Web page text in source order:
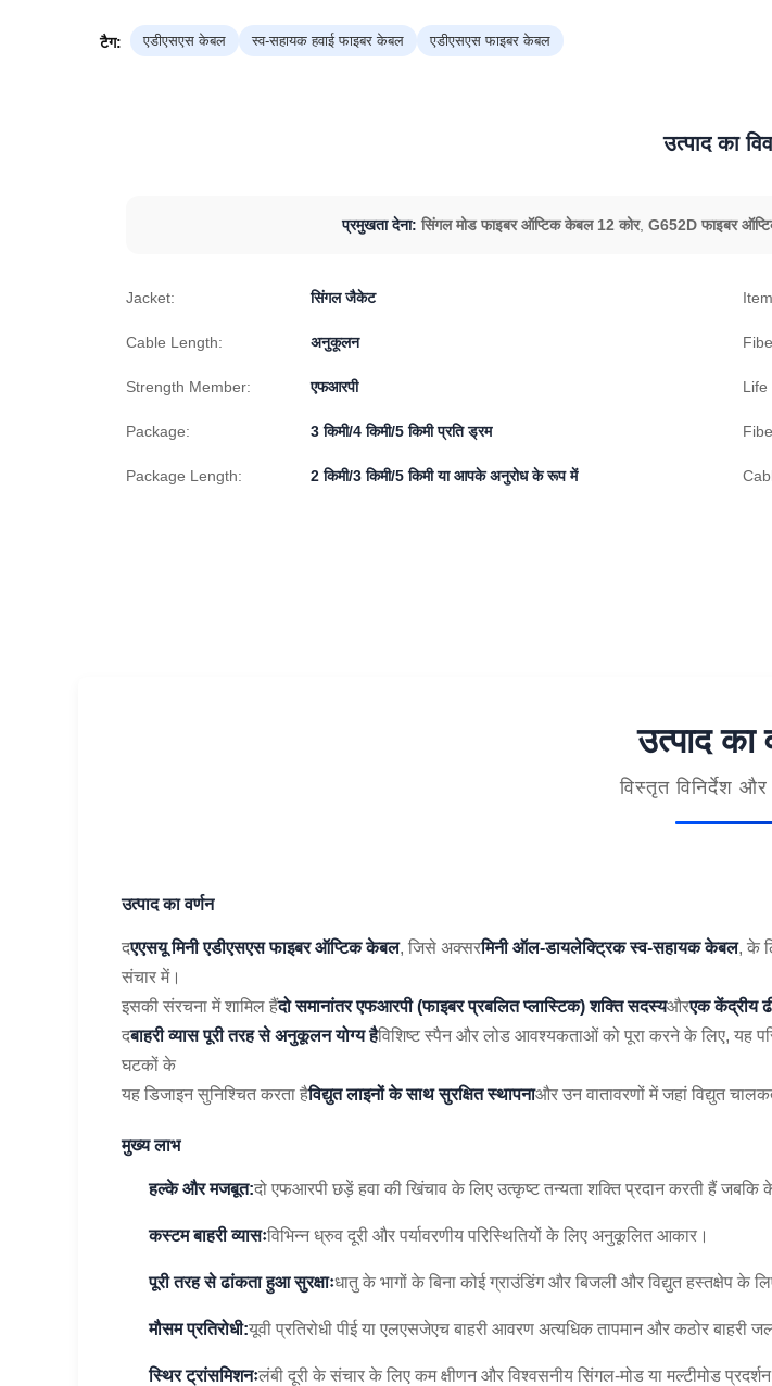
टैग: एडीएसएस केबल स्व-सहायक हवाई फाइबर केबल एडीएसएस फाइबर केबल
उत्पाद का
प्रमुखता देना: सिंगल मोड फाइबर ऑप्टिक केबल 12 कोर, G652D फाइबर
Jacket: सिंगल जैकेट
Cable Length: अनुकूलन
Strength Member: एफआरपी Life
Package: 3 किमी/4 किमी/5 किमी प्रति ड्रम
Package Length: 2 किमी/3 किमी/5 किमी या आपके अनुरोध के रूप में
उत्पाद का
विस्तृत विनिर्देश और
उत्पाद का वर्णन
दएएसयू मिनी एडीएसएस फाइबर ऑप्टिक केबल, जिसे अक्सरमिनी ऑल-डायलेक्ट्रिक स्व-सहायक केबल, के
संचार में।
इसकी संरचना में शामिल हैंदो समानांतर एफआरपी (फाइबर प्रबलित प्लास्टिक) शक्ति सदस्यऔरएक केंद्रीय
दबाहरी व्यास पूरी तरह से अनुकूलन योग्य हैविशिष्ट स्पैन और लोड आवश्यकताओं को पूरा करने के लिए, यह
घटकों के
यह डिजाइन सुनिश्चित करता हैविद्युत लाइनों के साथ सुरक्षित स्थापनाऔर उन वातावरणों में जहां विद्युत
मुख्य लाभ
हल्के और मजबूत:दो एफआरपी छड़ें हवा की खिंचाव के लिए उत्कृष्ट तन्यता शक्ति प्रदान करती हैं
कस्टम बाहरी व्यासःविभिन्न ध्रुव दूरी और पर्यावरणीय परिस्थितियों के लिए अनुकूलित आकार।
पूरी तरह से ढांकता हुआ सुरक्षाःधातु के भागों के बिना कोई ग्राउंडिंग और बिजली और विद्युत हस्तक्षेप के
मौसम प्रतिरोधी:यूवी प्रतिरोधी पीई या एलएसजेएच बाहरी आवरण अत्यधिक तापमान और कठोर बाहरी
स्थिर ट्रांसमिशनःलंबी दूरी के संचार के लिए कम क्षीणन और विश्वसनीय सिंगल-मोड या मल्टीमोड